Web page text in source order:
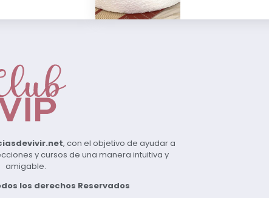
, con el objetivo de ayudar a
y cursos de una manera intuitiva y
amigable.
los derechos Reservados